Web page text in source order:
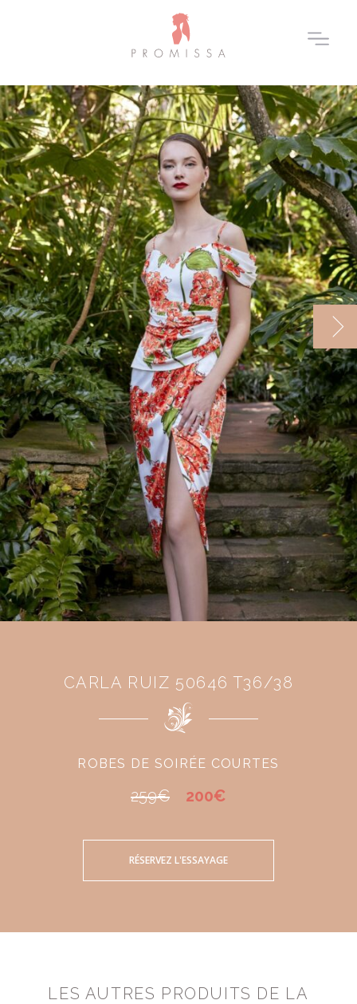
CARLA RUIZ 50646 T36/38
ROBES DE SOIRÉE COURTES
259€ 200€
RÉSERVEZ L'ESSAYAGE
LES AUTRES PRODUITS DE LA